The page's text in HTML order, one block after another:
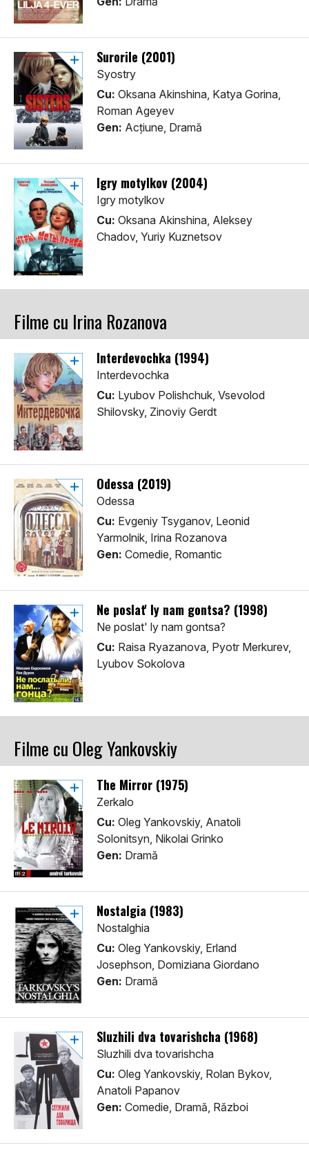
Surorile (2001)
Syostry
Cu: Oksana Akinshina, Katya Gorina,
Roman Ageyev
Gen: Acţiune, Dramă
Igry motylkov (2004)
Igry motylkov
Cu: Oksana Akinshina, Aleksey
Chadov, Yuriy Kuznetsov
Filme cu Irina Rozanova
Interdevochka (1994)
Interdevochka
Cu: Lyubov Polishchuk, Vsevolod
Shilovsky, Zinoviy Gerdt
Odessa (2019)
Odessa
Cu: Evgeniy Tsyganov, Leonid
Yarmolnik, Irina Rozanova
Gen: Comedie, Romantic
Ne poslat' ly nam gontsa? (1998)
Ne poslat' ly nam gontsa?
Cu: Raisa Ryazanova, Pyotr Merkurev,
Lyubov Sokolova
Filme cu Oleg Yankovskiy
The Mirror (1975)
Zerkalo
Cu: Oleg Yankovskiy, Anatoli
Solonitsyn, Nikolai Grinko
Gen: Dramă
Nostalgia (1983)
Nostalghia
Cu: Oleg Yankovskiy, Erland
Josephson, Domiziana Giordano
Gen: Dramă
Sluzhili dva tovarishcha (1968)
Sluzhili dva tovarishcha
Cu: Oleg Yankovskiy, Rolan Bykov,
Anatoli Papanov
Gen: Comedie, Dramă, Război